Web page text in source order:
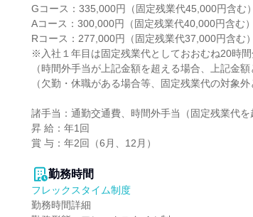
Gコース：335,000円（固定残業代45,000円含む）
Aコース：300,000円（固定残業代40,000円含む）
Rコース：277,000円（固定残業代37,000円含む）
※入社１年目は固定残業代としておおむね20時
（時間外手当が上記金額を超える場合、上記金額
（欠勤・休職がある場合等、固定残業代の対象外
諸手当：通勤交通費、時間外手当（固定残業代
昇 給：年1回
賞 与：年2回（6月、12月）
勤務時間
フレックスタイム制度
勤務時間詳細